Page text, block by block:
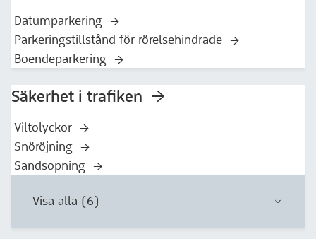
Datumparkering
Parkeringstillstånd för rörelsehindrade
Boendeparkering
Säkerhet i trafiken
Viltolyckor
Snöröjning
Sandsopning
Visa alla (6)